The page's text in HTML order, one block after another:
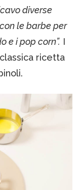
diverse
le barbe per
e i pop corn”. I
ricetta